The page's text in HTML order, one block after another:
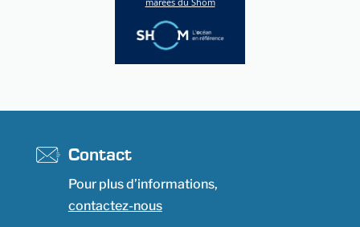
Contact
Pour plus d’informations,
contactez-nous